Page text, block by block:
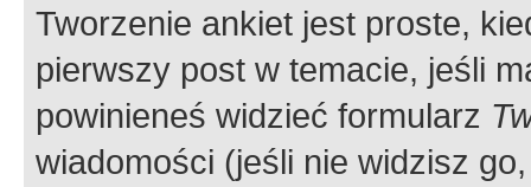
Tworzenie ankiet jest proste,
pierwszy post w temacie, jeśli
powinieneś widzieć formularz
wiadomości (jeśli nie widzisz